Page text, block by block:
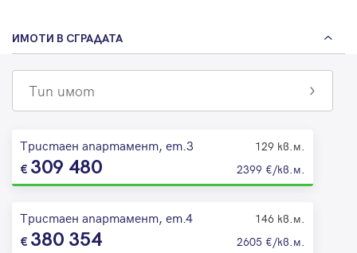
ИМОТИ В СГРАДАТА
Тип имот
Тристаен апартамент, ет.3 129 кв.м.
309 480 2399 €/кв.м.
Тристаен апартамент, ет.4 146 кв.м.
380 354 2605 €/кв.м.